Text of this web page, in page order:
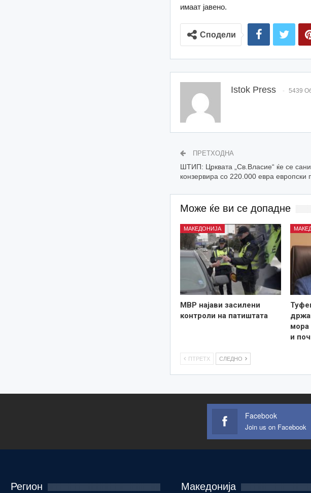
имаат јавено.
Сподели
Istok Press 5439
ПРЕТХОДНА
ШТИП: Црквата „Св.Власие“ ќе се
конзервира со 220.000 евра европски
Може ќе ви се допадне
МАКЕДОНИЈА
МВР најави засилени
контроли на патиштата
мора
и
ПТРЕТХ СЛЕДНО
Facebook
Join us on Facebook
Регион Македонија